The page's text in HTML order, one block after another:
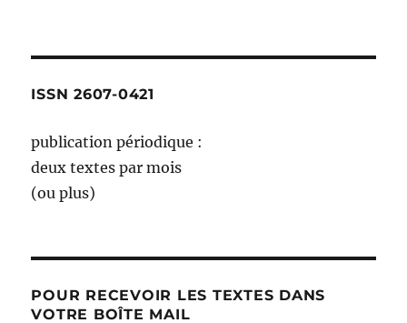
ISSN 2607-0421
publication périodique :
deux textes par mois
(ou plus)
POUR RECEVOIR LES TEXTES DANS
VOTRE BOÎTE MAIL